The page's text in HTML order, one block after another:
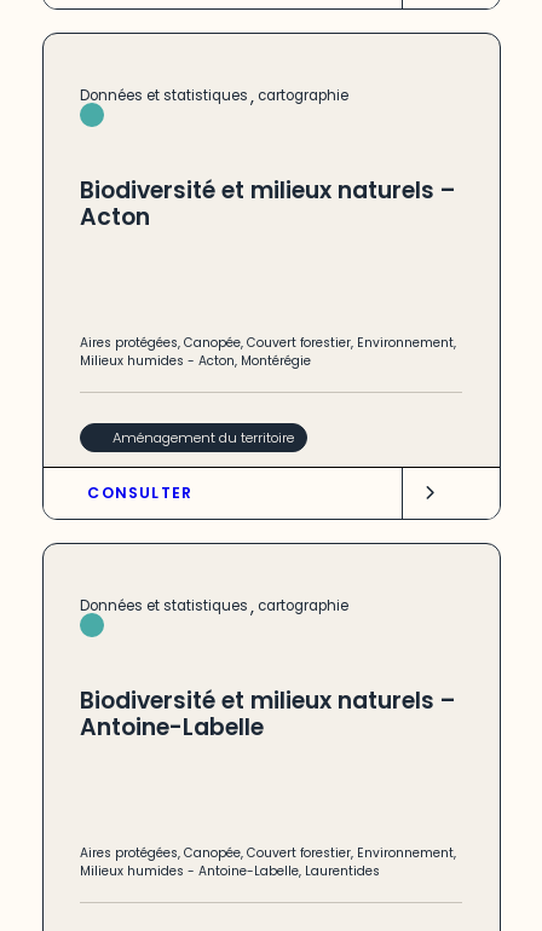
Données et statistiques, cartographie
Biodiversité et milieux naturels –
Acton
Aires protégées,Canopée,Couvert forestier, Environnement,
Milieux humides -Acton, Montérégie
Aménagement du territoire
CONSULTER
Données et statistiques, cartographie
Biodiversité et milieux naturels –
Antoine-Labelle
Aires protégées,Canopée,Couvert forestier, Environnement,
Milieux humides -Antoine-Labelle, Laurentides